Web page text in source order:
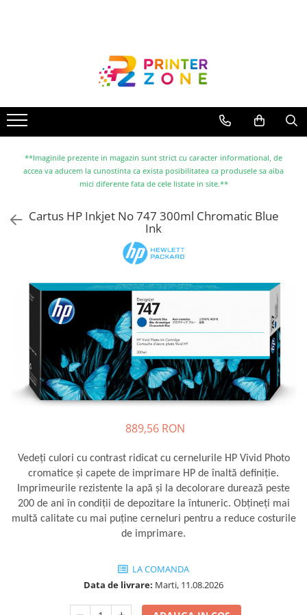
Imprimante cu jet
Multifunctionale laser
Multifunctionale cu jet
Imprimante etichete
Scanere
Accesorii multifunctionale
Piese schimb
Consumabile imprimanta
Tonere
Drum unit
Capete imprimare
Cartuse inkjet si cerneala
Ribbon
Developer
Consumabile imprimanta
compatibile
Drum unit compatibile
**Imaginile prezente in magazin sunt strict cu caracter informational, de
accea va aducem la cunostinta ca exista posibilitatea ca produsele sa aiba
mici diferente fata de cele listate in site.**
Cartus HP Inkjet No 747 300ml Chromatic Blue
Ink
889,56 RON
Vedeți culori cu contrast ridicat cu cernelurile HP Vivid Photo
cromatice și capete de imprimare HP de înaltă definiție.
Imprimeurile rezistente la apă și la decolorare durează peste
200 de ani în condiții de depozitare la întuneric. Obțineți mai
multă calitate cu mai puține cerneluri pentru a reduce costurile
de imprimare.
LA COMANDA
Data de livrare: Marti, 11.08.2026